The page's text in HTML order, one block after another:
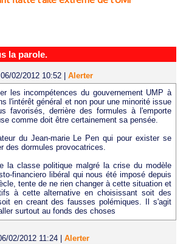
la parole.
06/02/2012 10:52
Alerter
les incompétences du gouvernement UMP à
l'intérêt général et non pour une minorité issue
favorisés, derrière des formules à l'emporte
comme doit être certainement sa pensée.
du Jean-marie Le Pen qui pour exister se
des dormules provocatrices.
la classe politique malgré la crise du modèle
financiero libéral qui nous été imposé depuis
tente de ne rien changer à cette situation et
à cette alternative en choisissant soit des
en creant des fausses polémiques. Il s'agit
surtout au fonds des choses
02/2012 11:24 | Alerter